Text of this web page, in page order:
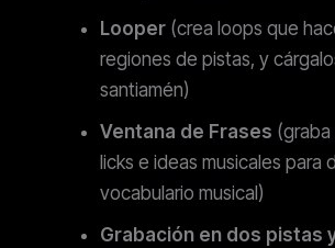
Looper (crea loops que
regiones de pistas, y
santiamén)
Ventana de Frases (graba
licks e ideas musicales para
vocabulario musical)
Grabación en dos pistas